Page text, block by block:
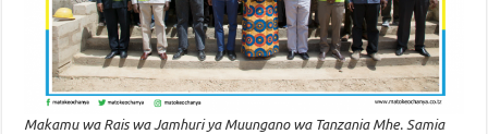
Makamu wa Rais wa Jamhuri ya Muungano wa Tanzania Mhe. Samia